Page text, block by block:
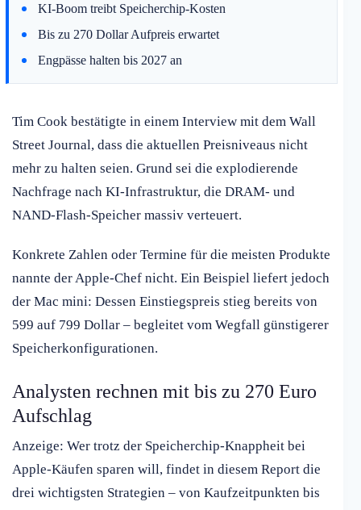
KI-Boom treibt Speicherchip-Kosten
Bis zu 270 Dollar Aufpreis erwartet
Engpässe halten bis 2027 an
Tim Cook bestätigte in einem Interview mit dem Wall
Street Journal, dass die aktuellen Preisniveaus nicht
mehr zu halten seien. Grund sei die explodierende
Nachfrage nach KI-Infrastruktur, die DRAM- und
NAND-Flash-Speicher massiv verteuert.
Konkrete Zahlen oder Termine für die meisten Produkte
nannte der Apple-Chef nicht. Ein Beispiel liefert jedoch
der Mac mini: Dessen Einstiegspreis stieg bereits von
599 auf 799 Dollar – begleitet vom Wegfall günstigerer
Speicherkonfigurationen.
Analysten rechnen mit bis zu 270 Euro
Aufschlag
Anzeige: Wer trotz der Speicherchip-Knappheit bei
Apple-Käufen sparen will, findet in diesem Report die
drei wichtigsten Strategien – von Kaufzeitpunkten bis